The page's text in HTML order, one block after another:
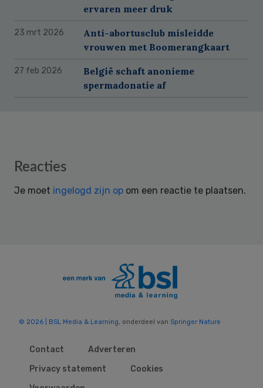
ervaren meer druk
23 mrt 2026
Anti-abortusclub misleidde
vrouwen met Boomerangkaart
27 feb 2026
België schaft anonieme
spermadonatie af
Reader
Reacties
Je moet ingelogd zijn op om een reactie te plaatsen.
© 2026 | BSL Media & Learning, onderdeel van Springer Nature
Contact
Adverteren
Privacy statement
Cookies